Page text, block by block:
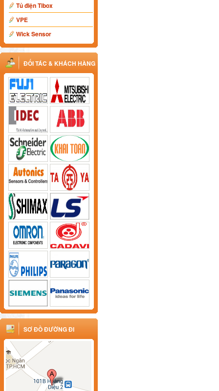
Tủ điện Tibox
VPE
Wick Sensor
ĐỐI TÁC & KHÁCH HÀNG
SƠ ĐỒ ĐƯỜNG ĐI